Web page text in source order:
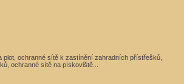
plot, ochranné sítě k zastínění zahradních přístřešků,
ochranné sítě na pískoviště...